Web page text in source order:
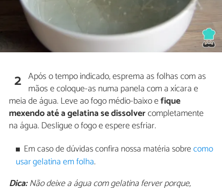
2 Após o tempo indicado, esprema as folhas com as
mãos e coloque-as numa panela com a xícara e
meia de água. Leve ao fogo médio-baixo efique
mexendo até a gelatina se dissolvercompletamente
na água. Desligue o fogo e espere esfriar.
Em caso de dúvidas confira nossa matéria sobrecomo
usar gelatina em folha.
Dica:Não deixe a água com gelatina ferver porque,